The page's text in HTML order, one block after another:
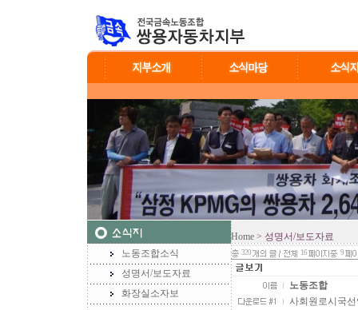
노동조합소식
성명서/보도자료
화장실소자보
Home > 성명서/보도자료
320 16 9
노동조합
사회원로시국